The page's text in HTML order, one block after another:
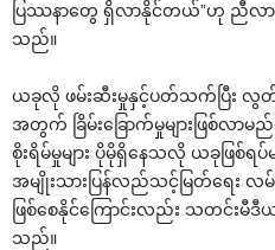
ပြဿနာ‌တွေ ရှိလာနိုင်တယ်”ဟု ညီလာ
သည်။
ယခုလို ဖမ်းဆီးမှုနှင့်ပတ်သက်ပြီး လွ
အတွက် ခြိမ်း‌ခြောက်မှုများဖြစ်လာ
စိုးရိမ်မှုများ ပိုမိုရှိ‌နေသလို ယခုဖြစ်ရပ်မ
အမျိုးသားပြန်လည်သင့်မြတ်‌ရေး
ဖြစ်‌စေနိုင်‌ကြောင်းလည်း သတင်းမီဒီ
သည်။